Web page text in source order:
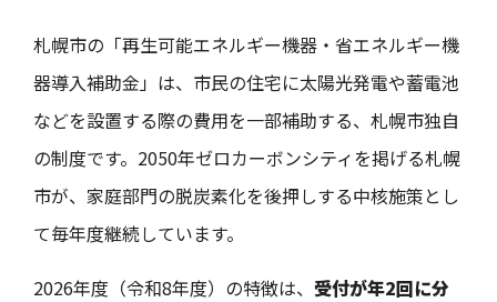
札幌市の「再生可能エネルギー機器・省エネルギー機
器導入補助金」は、市民の住宅に太陽光発電や蓄電池
などを設置する際の費用を一部補助する、札幌市独自
の制度です。2050年ゼロカーボンシティを掲げる札幌
市が、家庭部門の脱炭素化を後押しする中核施策とし
て毎年度継続しています。
2026年度（令和8年度）の特徴は、 受付が年2回に分